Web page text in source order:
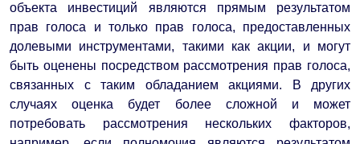
объекта инвестиций являются прямым результатом
прав голоса и только прав голоса, предоставленных
долевыми инструментами, такими как акции, и могут
быть оценены посредством рассмотрения прав голоса,
связанных с таким обладанием акциями. В других
случаях оценка будет более сложной и может
потребовать рассмотрения нескольких факторов,